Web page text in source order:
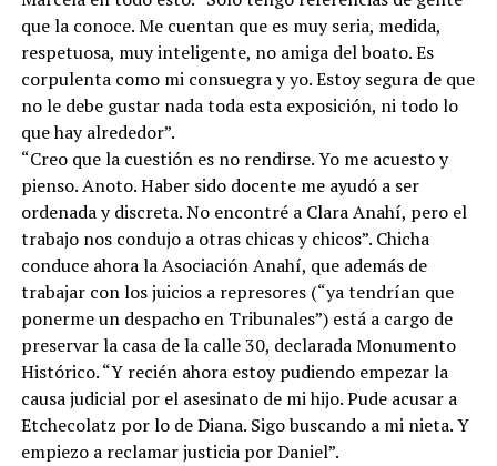
que la conoce. Me cuentan que es muy seria, medida,
respetuosa, muy inteligente, no amiga del boato. Es
corpulenta como mi consuegra y yo. Estoy segura de que
no le debe gustar nada toda esta exposición, ni todo lo
que hay alrededor”.
“Creo que la cuestión es no rendirse. Yo me acuesto y
pienso. Anoto. Haber sido docente me ayudó a ser
ordenada y discreta. No encontré a Clara Anahí, pero el
trabajo nos condujo a otras chicas y chicos”. Chicha
conduce ahora la Asociación Anahí, que además de
trabajar con los juicios a represores (“ya tendrían que
ponerme un despacho en Tribunales”) está a cargo de
preservar la casa de la calle 30, declarada Monumento
Histórico. “Y recién ahora estoy pudiendo empezar la
causa judicial por el asesinato de mi hijo. Pude acusar a
Etchecolatz por lo de Diana. Sigo buscando a mi nieta. Y
empiezo a reclamar justicia por Daniel”.